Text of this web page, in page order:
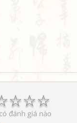
☆
☆
☆
đánh giá nào